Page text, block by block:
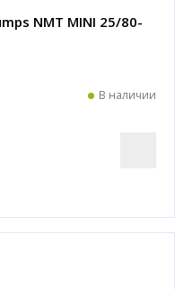
NMT MINI 25/80-
В наличии